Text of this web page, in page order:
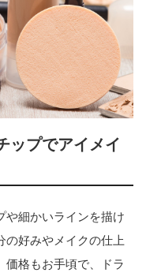
ップでアイメイ
や細かいラインを描け
の好みやメイクの仕上
価格もお手頃で、ドラ